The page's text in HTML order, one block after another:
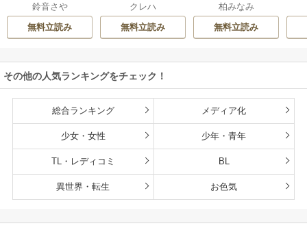
た
鈴音さや
無料立読み
クレハ
無料立読み
私を捨てる
柏みなみ
無料立読み
その他の人気ランキングをチェック！
総合ランキング メディア化
少女・女性 少年・青年
TL・レディコミ BL
異世界・転生 お色気